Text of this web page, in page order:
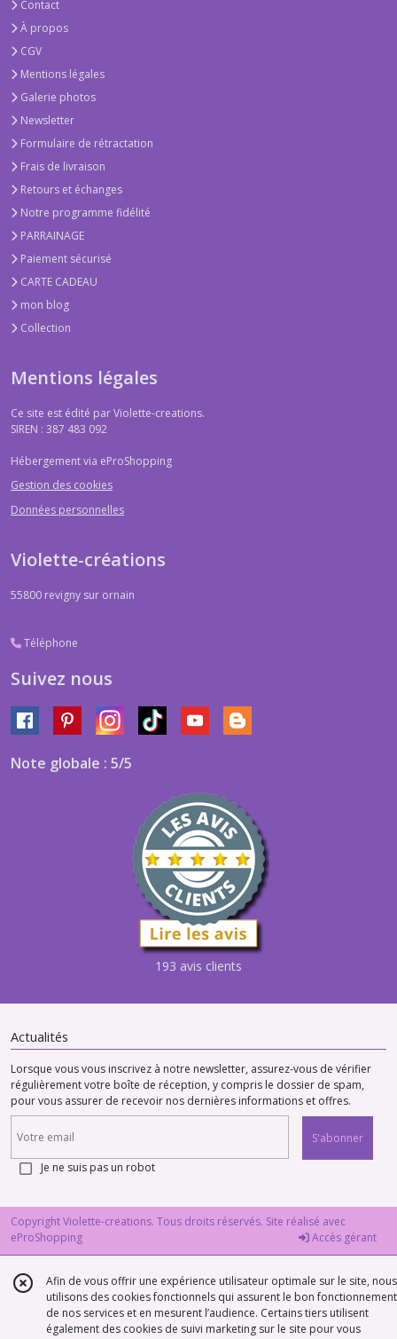
Contact
À propos
CGV
Mentions légales
Galerie photos
Newsletter
Formulaire de rétractation
Frais de livraison
Retours et échanges
Notre programme fidélité
PARRAINAGE
Paiement sécurisé
CARTE CADEAU
mon blog
Collection
Mentions légales
Ce site est édité par Violette-creations.
SIREN : 387 483 092
Hébergement via eProShopping
Gestion des cookies
Données personnelles
Violette-créations
55800 revigny sur ornain
Téléphone
Suivez nous
Note globale : 5/5
193 avis clients
Actualités
Lorsque vous vous inscrivez à notre newsletter, assurez-vous de vérifier
régulièrement votre boîte de réception, y compris le dossier de spam,
pour vous assurer de recevoir nos dernières informations et offres.
S'abonner
Je ne suis pas un robot
Copyright Violette-creations. Tous droits réservés. Site réalisé avec
eProShopping
Accès gérant
Afin de vous offrir une expérience utilisateur optimale sur le site, nous
utilisons des cookies fonctionnels qui assurent le bon fonctionnement
de nos services et en mesurent l’audience. Certains tiers utilisent
également des cookies de suivi marketing sur le site pour vous